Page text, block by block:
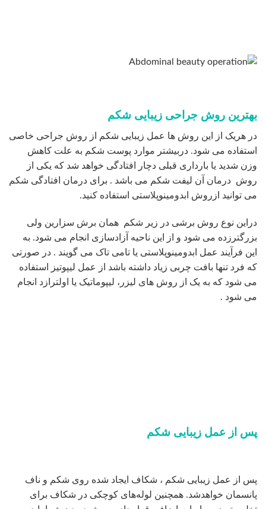
بهترین روش جراحی زیبایی شکم
در هریک از این روش ها عمل زیبایی شکم از روش جراحی خاصی
استفاده می شود. دربیشتر موارد پوست شکم به علت کاهش
وزن شدید یا بارداری قبلی دچار افتادگی خواهد شد که یکی از
روش درمان آن لیفت شکم می باشد . برای درمان افتادگی شکم
می توانید ازروش ابدومینوپلاستی استفاده کنید.
دراین نوع روش برشی در زیر شکم همان برش سزارین ولی
بزرگترزده می شود و از این ناحیه آزادسازی انجام می شود. به
این فرآیند عمل ابدومینوپلاستی یا تامی تاک می گویند . در صورتی
که فرد تنها بافت چربی زیاد داشته باشد از عمل لیپوتیز استفاده
می شود که به یک از روش های لیزر، لیپوماتیک یا اولترازد انجام
می شود .
پس از عمل زیبایی شکم
پس از عمل زیبایی شکم ، شکاف ایجاد شده روی شکم و ناف
پانسمان خواهدشد. همچنین لوله‌های کوچکی در شکاف برای